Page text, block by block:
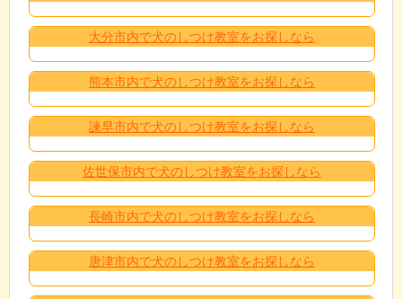
大分市内で犬のしつけ教室をお探しなら
熊本市内で犬のしつけ教室をお探しなら
諫早市内で犬のしつけ教室をお探しなら
佐世保市内で犬のしつけ教室をお探しなら
長崎市内で犬のしつけ教室をお探しなら
唐津市内で犬のしつけ教室をお探しなら